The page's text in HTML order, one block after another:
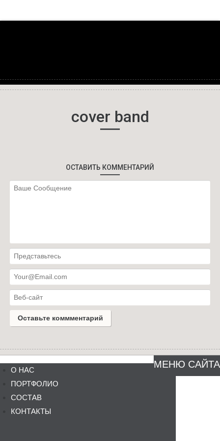
cover band
ОСТАВИТЬ КОММЕНТАРИЙ
МЕНЮ САЙТА
О НАС
ПОРТФОЛИО
СОСТАВ
КОНТАКТЫ